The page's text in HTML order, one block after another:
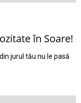
în Soare!
jurul tău nu le pasă